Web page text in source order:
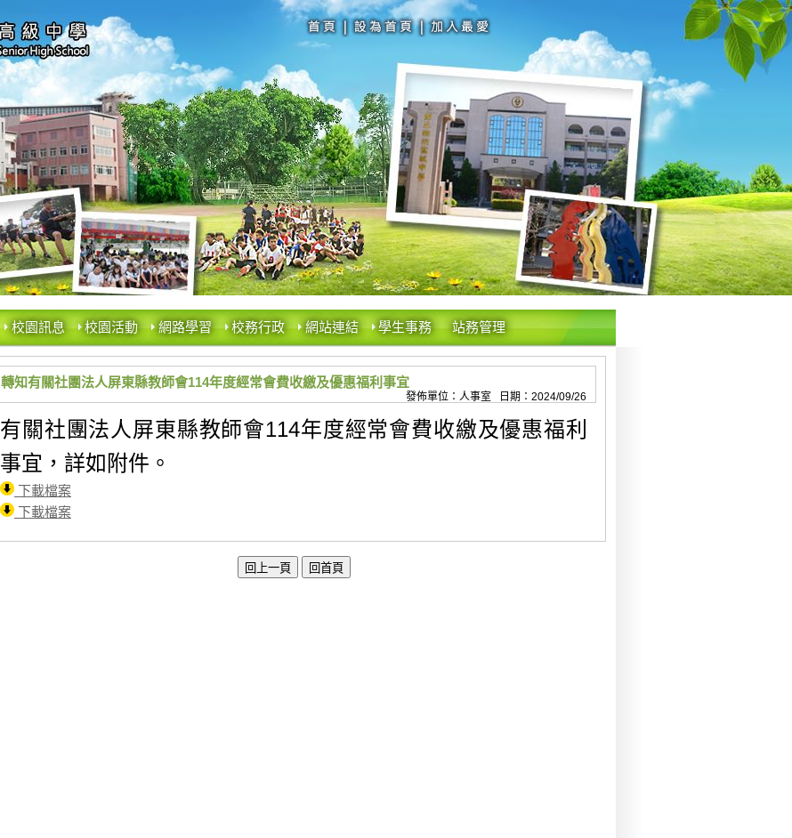
校園訊息 校園活動 網路學習 校務行政 網站連結 學生事務 站務管理
轉知有關社團法人屏東縣教師會114年度經常會費收繳及優惠福利事宜
發佈單位：人事室 日期：2024/09/26
有關社團法人屏東縣教師會114年度經常會費收繳及優惠福利
事宜，詳如附件。
下載檔案
下載檔案